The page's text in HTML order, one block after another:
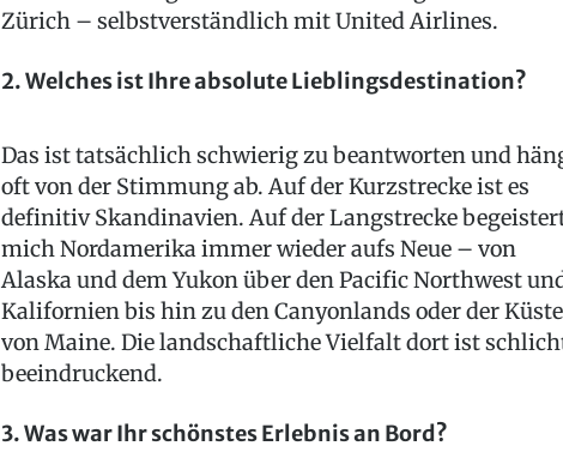
Zürich – selbstverständlich mit United Airlines.
2. Welches ist Ihre absolute Lieblingsdestination?
Das ist tatsächlich schwierig zu beantworten und
oft von der Stimmung ab. Auf der Kurzstrecke ist es
definitiv Skandinavien. Auf der Langstrecke
mich Nordamerika immer wieder aufs Neue – von
Alaska und dem Yukon über den Pacific Northwest
Kalifornien bis hin zu den Canyonlands oder der Küste
von Maine. Die landschaftliche Vielfalt dort ist
beeindruckend.
3. Was war Ihr schönstes Erlebnis an Bord?